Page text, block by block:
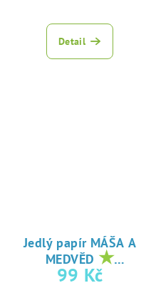
Detail
Jedlý papír MÁŠA A
MEDVĚD ★
oblíbený tisk na
99 Kč